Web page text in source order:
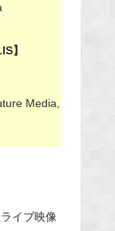
】
Media,
イブ映像